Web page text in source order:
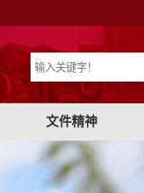
文件精神